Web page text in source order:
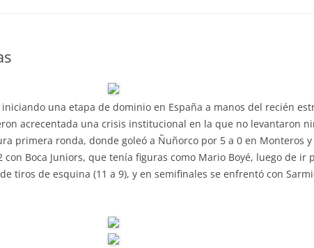
una etapa de dominio en España a manos del recién
acrecentada una crisis institucional en la que no levantaron
primera ronda, donde goleó a Ñuñorco por 5 a 0 en Monteros
Boca Juniors, que tenía figuras como Mario Boyé, luego de ir
tiros de esquina (11 a 9), y en semifinales se enfrentó con